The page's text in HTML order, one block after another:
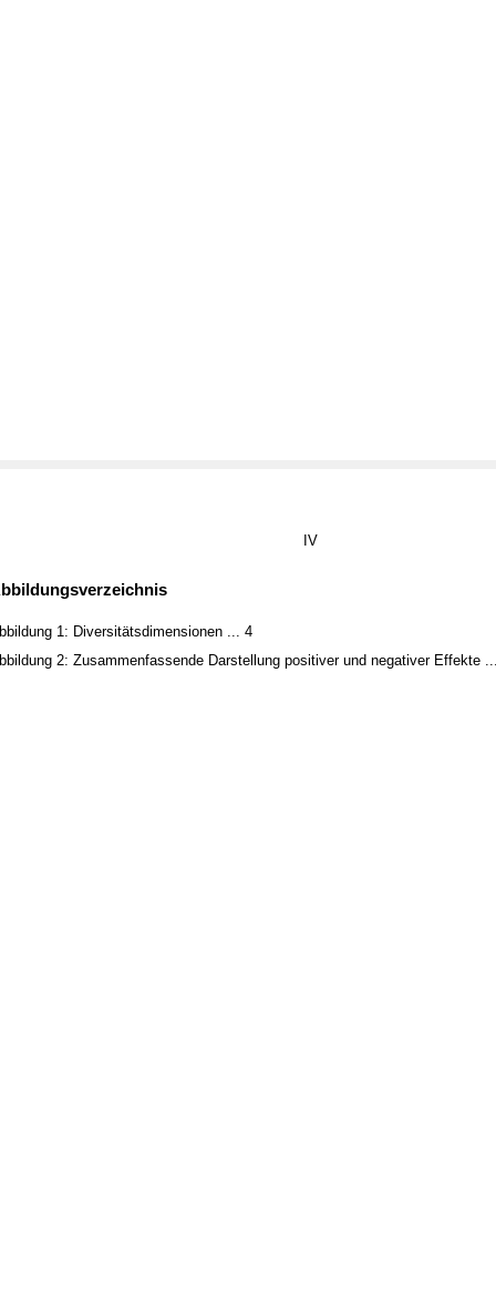
IV
1: Diversitätsdimensionen ... 4
2: Zusammenfassende Darstellung positiver und negativer Effekte